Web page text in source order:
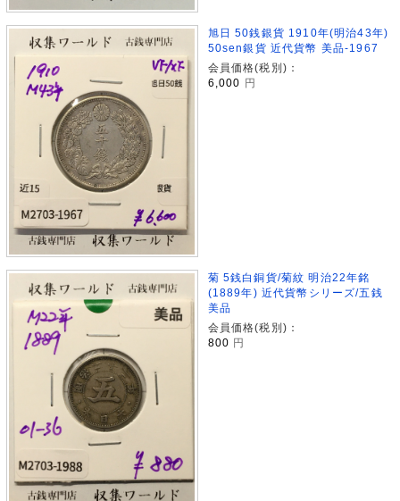
旭日 50銭銀貨 1910年(明治43年)
50sen銀貨 近代貨幣 美品-1967
会員価格(税別)：
6,000
円
菊 5銭白銅貨/菊紋 明治22年銘
(1889年) 近代貨幣シリーズ/五銭
美品
会員価格(税別)：
800 円